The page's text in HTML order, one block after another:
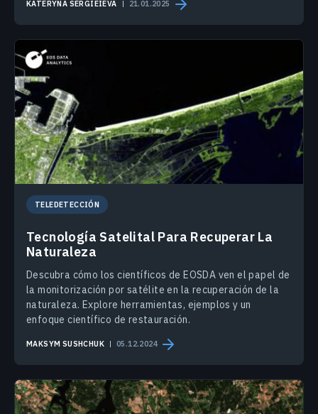
KATERYNA SERGIEIEVA 21.01.2025
TELEDETECCIÓN
Tecnología Satelital Para Recuperar La
Naturaleza
Descubra cómo los científicos de EOSDA ven el papel de
la monitorización por satélite en la recuperación de la
naturaleza. Explore herramientas, ejemplos y un
enfoque científico de restauración.
MAKSYM SUSHCHUK 05.12.2024